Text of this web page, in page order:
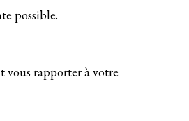
possible.
vous rapporter à votre